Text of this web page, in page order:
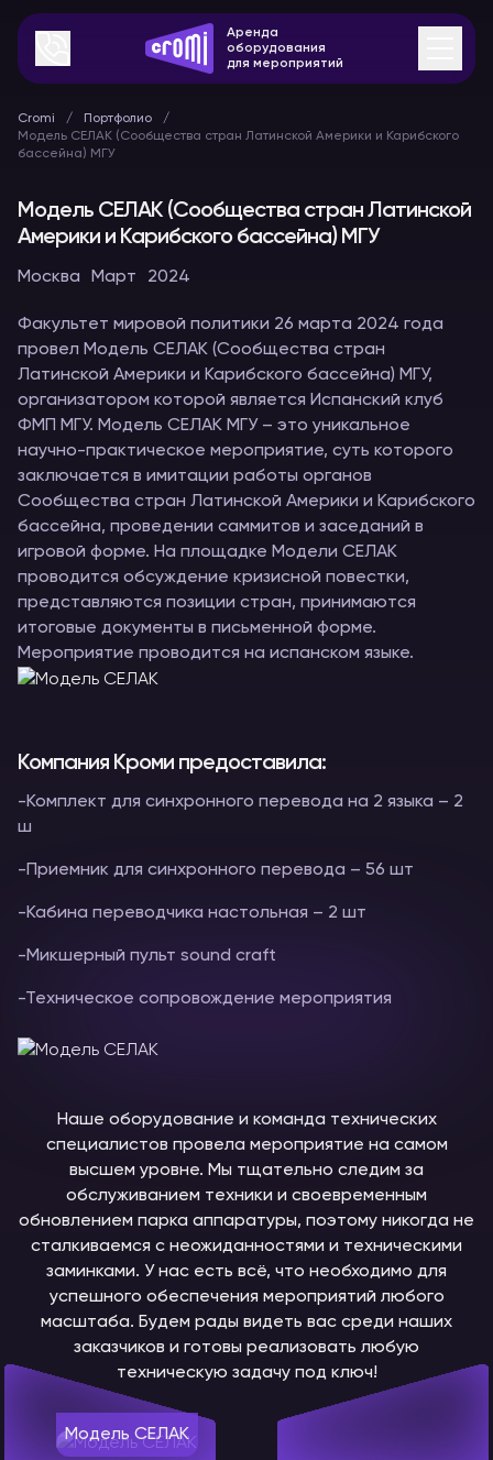
Аренда
оборудования
для мероприятий
Cromi
Портфолио
Модель СЕЛАК (Сообщества стран Латинской Америки и Карибского
бассейна) МГУ
Модель СЕЛАК (Сообщества стран Латинской
Америки и Карибского бассейна) МГУ
Москва Март 2024
Факультет мировой политики 26 марта 2024 года
провел Модель СЕЛАК (Сообщества стран
Латинской Америки и Карибского бассейна) МГУ,
организатором которой является Испанский клуб
ФМП МГУ. Модель СЕЛАК МГУ – это уникальное
научно-практическое мероприятие, суть которого
заключается в имитации работы органов
Сообщества стран Латинской Америки и Карибского
бассейна, проведении саммитов и заседаний в
игровой форме. На площадке Модели СЕЛАК
проводится обсуждение кризисной повестки,
представляются позиции стран, принимаются
итоговые документы в письменной форме.
Мероприятие проводится на испанском языке.
Компания Кроми предоставила:
-Комплект для синхронного перевода на 2 языка – 2
ш
-Приемник для синхронного перевода – 56 шт
-Кабина переводчика настольная – 2 шт
-Микшерный пульт sound craft
-Техническое сопровождение мероприятия
Наше оборудование и команда технических
специалистов провела мероприятие на самом
высшем уровне. Мы тщательно следим за
обслуживанием техники и своевременным
обновлением парка аппаратуры, поэтому никогда не
сталкиваемся с неожиданностями и техническими
заминками. У нас есть всё, что необходимо для
успешного обеспечения мероприятий любого
масштаба. Будем рады видеть вас среди наших
заказчиков и готовы реализовать любую
техническую задачу под ключ!
Модель СЕЛАК